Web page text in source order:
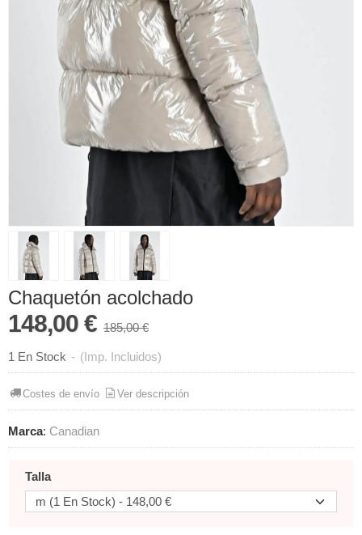
Chaquetón acolchado
148,00 € 185,00 €
1 En Stock - (Imp. Incluidos)
Costes de envío Ver descripción
Marca: Canadian
Talla